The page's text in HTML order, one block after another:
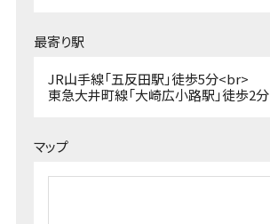
最寄り駅
JR山手線「五反田駅」徒歩5分<br>
東急大井町線「大崎広小路駅」徒歩2分
マップ